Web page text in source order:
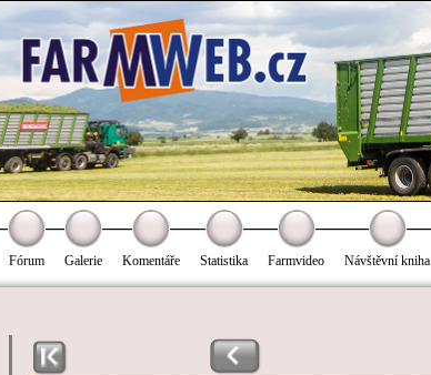
Fórum Galerie Komentáře Statistika Farmvideo Návštěvní kniha